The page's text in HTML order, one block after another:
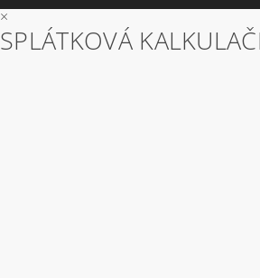
×
SPLÁTKOVÁ